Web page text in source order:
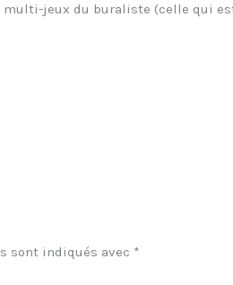
jeux du buraliste (celle qui
sont indiqués avec *